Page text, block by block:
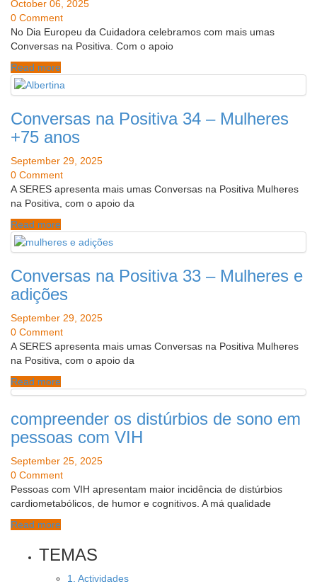
October 06, 2025
0 Comment
No Dia Europeu da Cuidadora celebramos com mais umas
Conversas na Positiva. Com o apoio
Read more
Conversas na Positiva 34 – Mulheres
+75 anos
September 29, 2025
0 Comment
A SERES apresenta mais umas Conversas na Positiva Mulheres
na Positiva, com o apoio da
Read more
Conversas na Positiva 33 – Mulheres e
adições
September 29, 2025
0 Comment
A SERES apresenta mais umas Conversas na Positiva Mulheres
na Positiva, com o apoio da
Read more
compreender os distúrbios de sono em
pessoas com VIH
September 25, 2025
0 Comment
Pessoas com VIH apresentam maior incidência de distúrbios
cardiometabólicos, de humor e cognitivos. A má qualidade
Read more
TEMAS
1. Actividades